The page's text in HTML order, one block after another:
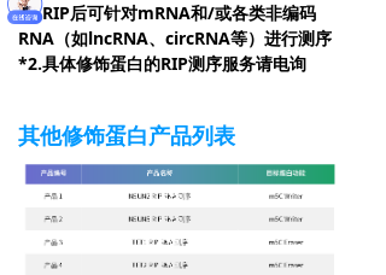
*1.RIP后可针对mRNA和/或各类非编码
RNA（如lncRNA、circRNA等）进行测序
*2.具体修饰蛋白的RIP测序服务请电询
其他修饰蛋白产品列表